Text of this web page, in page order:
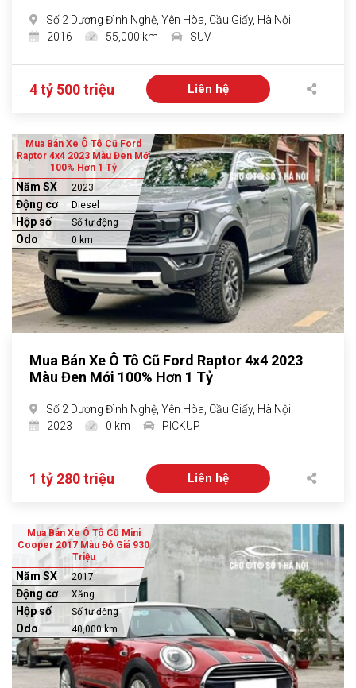
Số 2 Dương Đình Nghệ, Yên Hòa, Cầu Giấy, Hà Nội
2016
55,000 km SUV
4 tỷ 500 triệu Liên hệ
Mua Bán Xe Ô Tô Cũ Ford
Raptor 4x4 2023 Màu Đen Mới
100% Hơn 1 Tỷ
Năm SX 2023
Động cơ Diesel
Hộp số Số tự động
Odo 0 km
Mua Bán Xe Ô Tô Cũ Ford Raptor 4x4 2023
Màu Đen Mới 100% Hơn 1 Tỷ
Số 2 Dương Đình Nghệ, Yên Hòa, Cầu Giấy, Hà Nội
2023
0 km PICKUP
1 tỷ 280 triệu Liên hệ
Mua Bán Xe Ô Tô Cũ Mini
Cooper 2017 Màu Đỏ Giá 930
Triệu
Năm SX 2017
Động cơ Xăng
Hộp số Số tự động
Odo 40,000 km